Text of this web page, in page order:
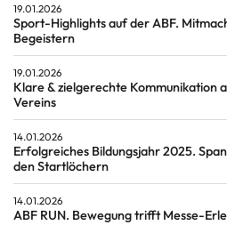
19.01.2026
Sport-Highlights auf der ABF.
Begeistern
19.01.2026
Klare & zielgerechte Kommunikation
Vereins
14.01.2026
Erfolgreiches Bildungsjahr 2025.
den Startlöchern
14.01.2026
ABF RUN. Bewegung trifft Messe-